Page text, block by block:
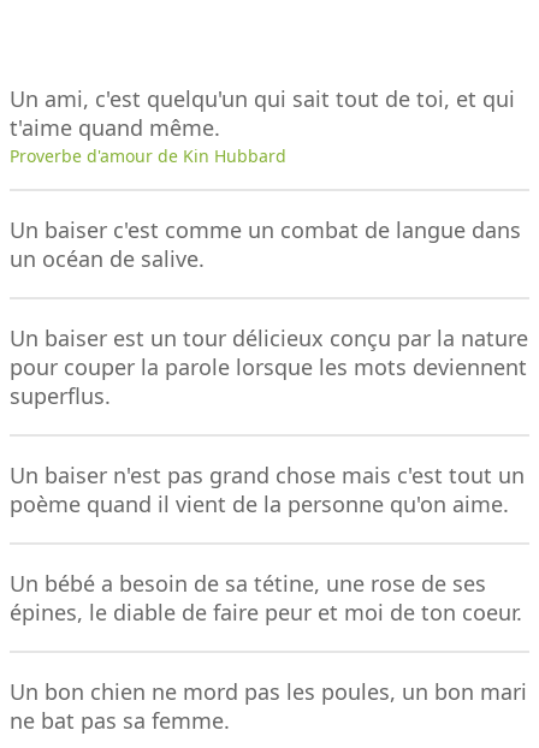
Un ami, c'est quelqu'un qui sait tout de toi, et qui
t'aime quand même.
Proverbe d'amour de Kin Hubbard
Un baiser c'est comme un combat de langue dans
un océan de salive.
Un baiser est un tour délicieux conçu par la nature
pour couper la parole lorsque les mots deviennent
superflus.
Un baiser n'est pas grand chose mais c'est tout un
poème quand il vient de la personne qu'on aime.
Un bébé a besoin de sa tétine, une rose de ses
épines, le diable de faire peur et moi de ton coeur.
Un bon chien ne mord pas les poules, un bon mari
ne bat pas sa femme.